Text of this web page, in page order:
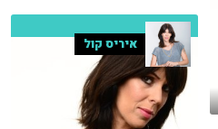
איריס קול